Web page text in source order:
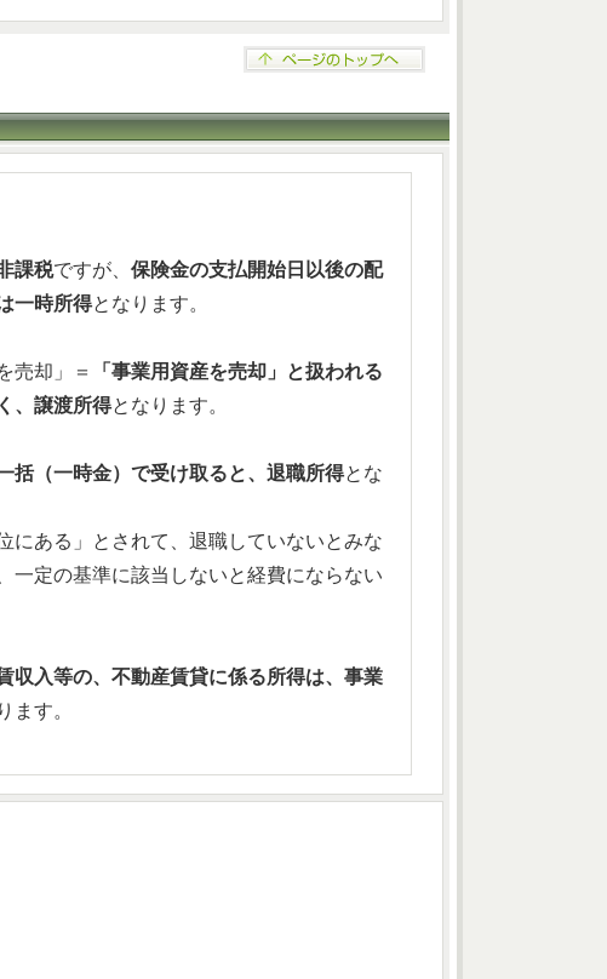
課税ですが、 保険金の支払開始日以後の配
一時所得となります。
売却」＝
「事業用資産を売却」と扱われる
、譲渡所得となります。
括（一時金）で受け取ると、退職所得とな
にある」とされて、退職していないとみな
一定の基準に該当しないと経費にならない
収入等の、不動産賃貸に係る所得は、事業
ます。